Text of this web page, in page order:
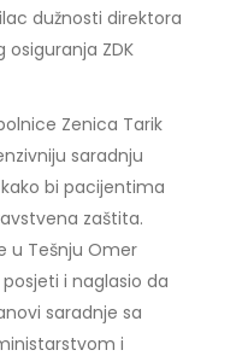
dužnosti direktora
ZDK
Zenica Tarik
saradnju
bi pacijentima
zaštita.
u Tešnju Omer
i naglasio da
saradnje sa
i